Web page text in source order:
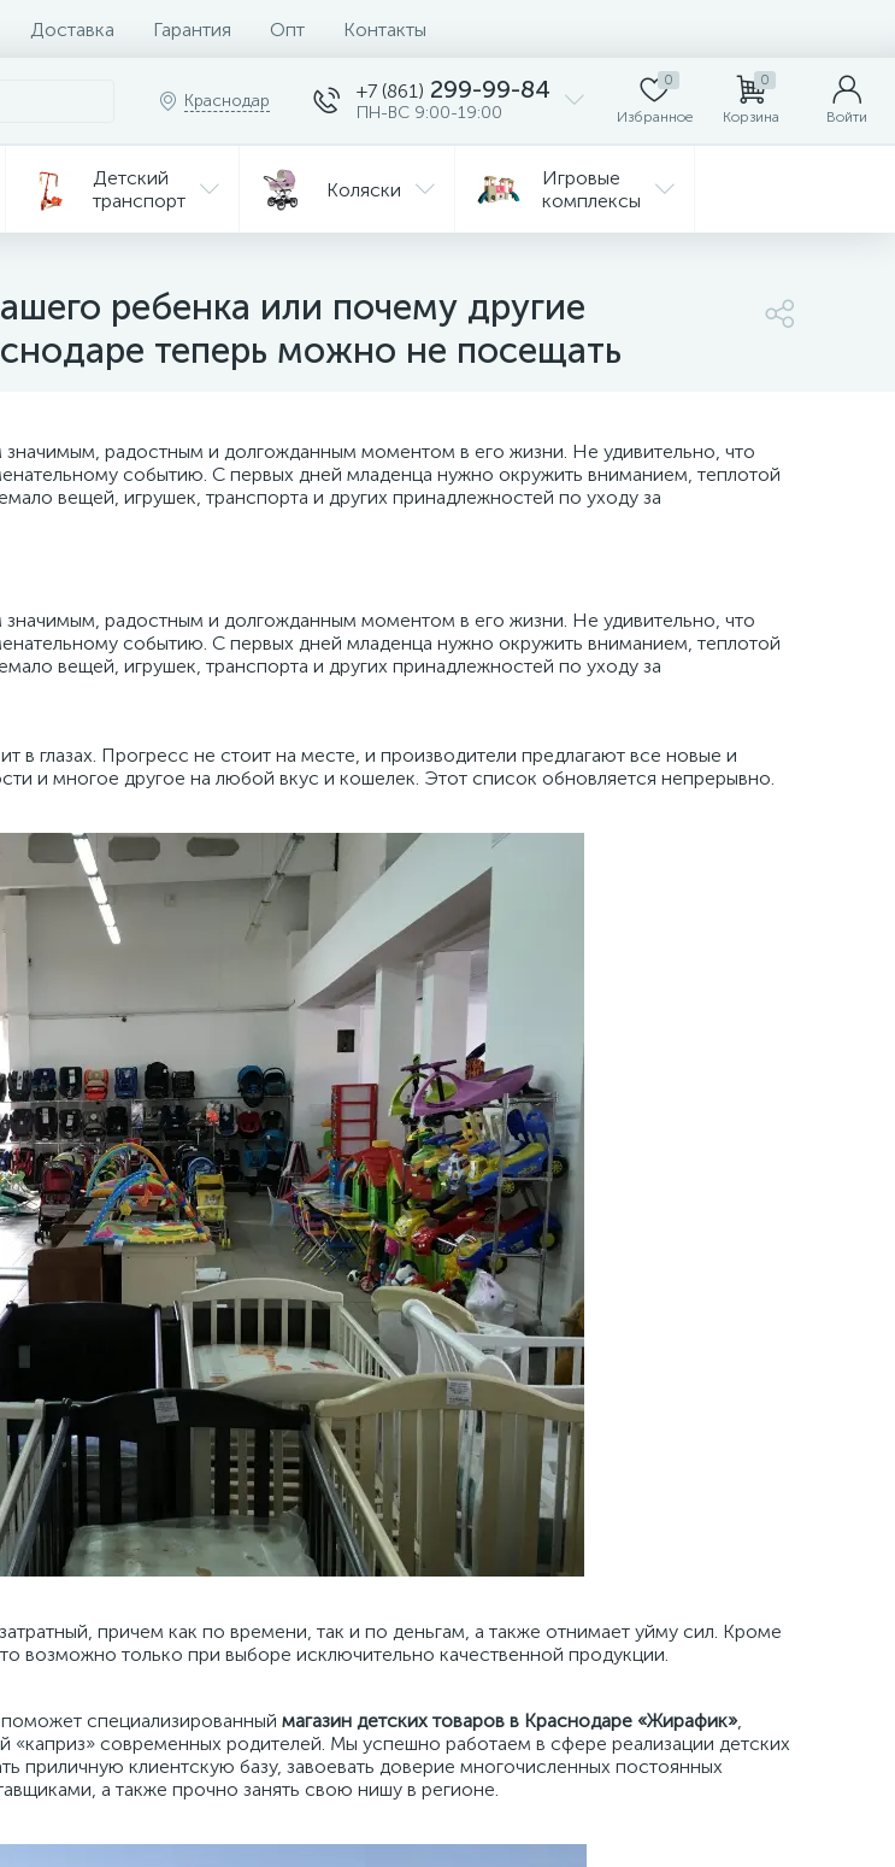
Доставка Гарантия Опт Контакты
Краснодар +7 (861) 299-99-84
ПН-ВС 9:00-19:00
0
Избранное
0
Корзина Войти
Детский
транспорт
Коляски
Игровые
комплексы
Мототехника Одежда Распродажа
ребенка или почему другие
теперь можно не посещать
радостным и долгожданным моментом в его жизни. Не удивительно, что
событию. С первых дней младенца нужно окружить вниманием, теплотой
вещей, игрушек, транспорта и других принадлежностей по уходу за
радостным и долгожданным моментом в его жизни. Не удивительно, что
событию. С первых дней младенца нужно окружить вниманием, теплотой
вещей, игрушек, транспорта и других принадлежностей по уходу за
в глазах. Прогресс не стоит на месте, и производители предлагают все новые и
и многое другое на любой вкус и кошелек. Этот список обновляется непрерывно.
причем как по времени, так и по деньгам, а также отнимает уйму сил. Кроме
возможно только при выборе исключительно качественной продукции.
специализированный магазин детских товаров в Краснодаре «Жирафик»,
современных родителей. Мы успешно работаем в сфере реализации детских
приличную клиентскую базу, завоевать доверие многочисленных постоянных
а также прочно занять свою нишу в регионе.